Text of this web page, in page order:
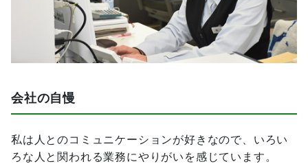
会社の自慢
私は人とのコミュニケーションが好きなので、いろい
ろな人と関われる業務にやりがいを感じています。